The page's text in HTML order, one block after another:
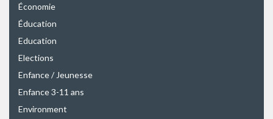
Économie
Éducation
Education
Elections
Enfance / Jeunesse
Enfance 3-11 ans
Environment